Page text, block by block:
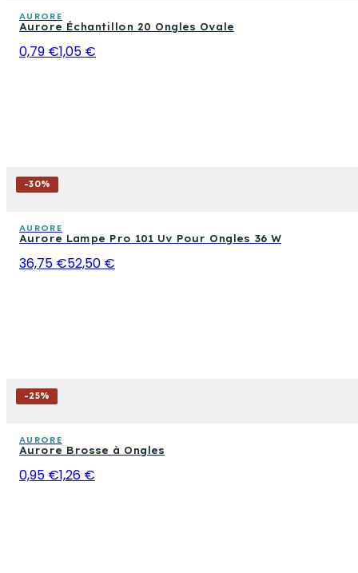
AURORE
Aurore Échantillon 20 Ongles Ovale
0,79 €1,05 €
-30%
AURORE
Aurore Lampe Pro 101 Uv Pour Ongles 36 W
36,75 €52,50 €
-25%
AURORE
Aurore Brosse à Ongles
0,95 €1,26 €